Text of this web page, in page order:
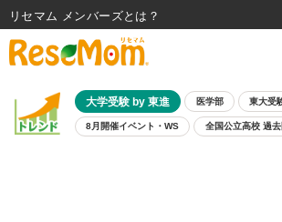
大学受験 by 東進 医学部 東大受
8月開催イベント・WS 全国公立高校 過去
リセマム メンバーズ